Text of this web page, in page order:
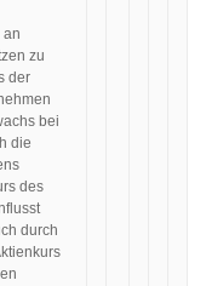
an
zu
der
bei
die
des
durch